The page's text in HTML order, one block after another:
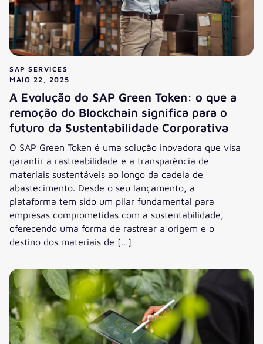
SAP SERVICES
MAIO 22, 2025
A Evolução do SAP Green Token: o que a
remoção do Blockchain significa para o
futuro da Sustentabilidade Corporativa
O SAP Green Token é uma solução inovadora que visa
garantir a rastreabilidade e a transparência de
materiais sustentáveis ao longo da cadeia de
abastecimento. Desde o seu lançamento, a
plataforma tem sido um pilar fundamental para
empresas comprometidas com a sustentabilidade,
oferecendo uma forma de rastrear a origem e o
destino dos materiais de […]